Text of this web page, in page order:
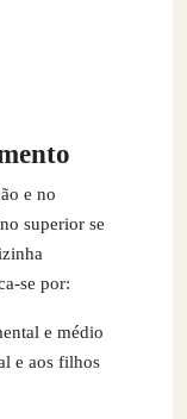
e no
superior se
se por:
e médio
e aos filhos